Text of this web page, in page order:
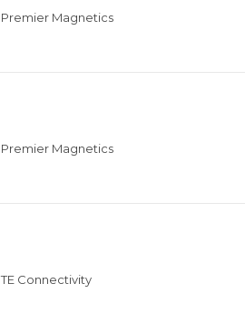
Premier Magnetics
Premier Magnetics
TE Connectivity